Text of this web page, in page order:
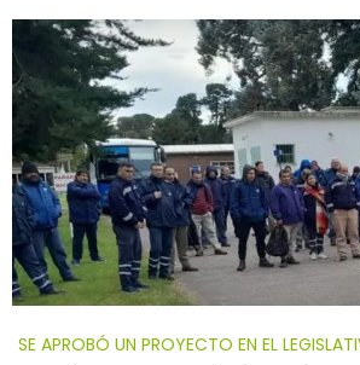
SE APROBÓ UN PROYECTO EN EL